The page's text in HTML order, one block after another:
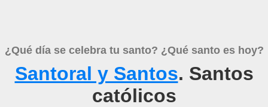
¿Qué día se celebra tu santo? ¿Qué santo es hoy?
Santoral y Santos. Santos
católicos